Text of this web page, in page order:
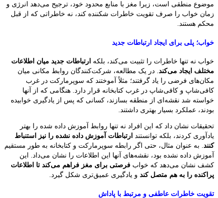
موضوع منطقی است، زیرا مغز با منابع محدود خود، ترجیح می‌دهد انرژی و
زمان خواب را صرف تقویت خاطرات شکننده کند، نه خاطراتی که از قبل
محکم هستند.
خواب؛ پلی برای ایجاد ارتباطات جدید
خواب نه تنها خاطرات را تثبیت می‌کند، بلکه ارتباطات جدید میان اطلاعات
مختلف ایجاد می‌کند . در یک مطالعه، شرکت‌کنندگان روابط مکانی میان
مکان‌های فرضی را یاد گرفتند؛ مثلاً آموختند که سوپرمارکت در غرب
کافی‌شاپ و کافی‌شاپ در غرب کتابخانه قرار دارد. هنگامی که از آنها
خواسته شد نقشه‌ای از منطقه بسازند، کسانی که پس از یادگیری خوابیده
بودند، عملکرد بسیار بهتری داشتند.
تحقیقات نشان داد که این افراد نه تنها روابط آموزش داده شده را بهتر
یادآوری کردند، بلکه توانستند ارتباطات آموزش داده نشده را نیز استنباط
کنند. به عنوان مثال، حتی اگر رابطه سوپرمارکت و کتابخانه به طور مستقیم
آموزش داده نشده بود، نقشه‌های آنها این اطلاعات را نشان می‌داد. این
کشف نشان می‌دهد که خواب فرصتی برای مغز فراهم می‌کند تا اطلاعات
پراکنده را به هم متصل کند و یادگیری عمیق‌تری شکل گیرد.
تقویت خاطرات عاطفی و مرتبط با پاداش